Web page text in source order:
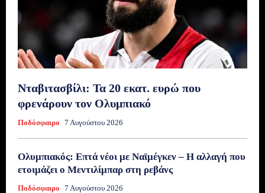
Νταβιτασβίλι: Τα 20 εκατ. ευρώ που
φρενάρουν τον Ολυμπιακό
Ποδόσφαιρο 7 Αυγούστου 2026
Ολυμπιακός: Επτά νέοι με Ναϊμέγκεν – Η αλλαγή που
ετοιμάζει ο Μεντιλίμπαρ στη ρεβάνς
Ποδόσφαιρο 7 Αυγούστου 2026